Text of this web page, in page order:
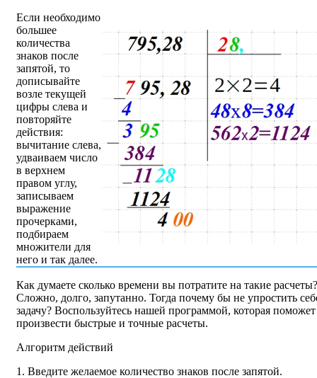
Если необходимо
большее
количества
знаков после
запятой, то
дописывайте
возле текущей
цифры слева и
повторяйте
действия:
вычитание слева,
удваиваем число
в верхнем
правом углу,
записываем
выражение
прочерками,
подбираем
множители для
него и так далее.
Как думаете сколько времени вы потратите на такие расчеты?
Сложно, долго, запутанно. Тогда почему бы не упростить
задачу? Воспользуйтесь нашей программой, которая поможет
произвести быстрые и точные расчеты.
Алгоритм действий
1. Введите желаемое количество знаков после запятой.